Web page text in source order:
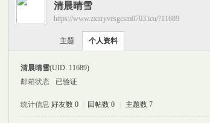
› ›
清晨晴雪
https://www.zxnryvesgcsm0703.icu/?11689
主题 个人资料
清晨晴雪(UID: 11689)
邮箱状态
已验证
统计信息 好友数 0 回帖数 0 主题数 7